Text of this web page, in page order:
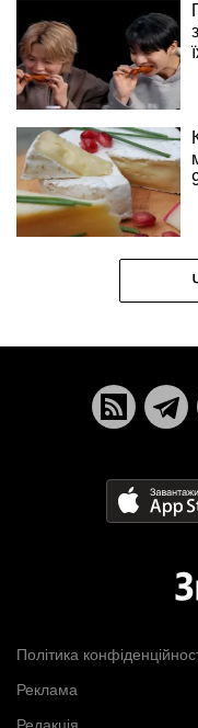
Політика
Реклама